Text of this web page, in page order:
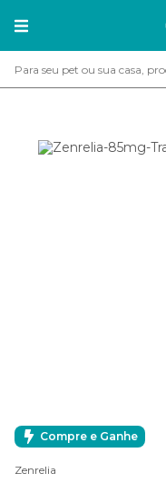
Compre e Ganhe
Zenrelia